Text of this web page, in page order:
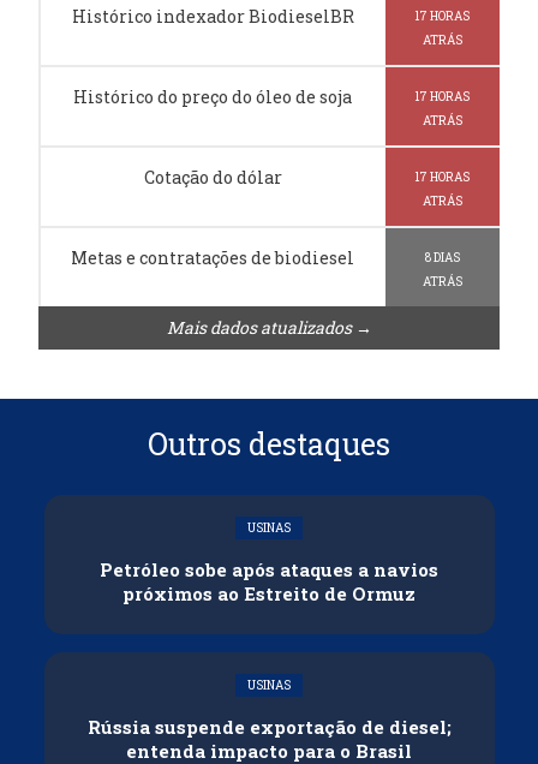
Histórico indexador BiodieselBR
17 HORAS
ATRÁS
Histórico do preço do óleo de soja
17 HORAS
ATRÁS
Cotação do dólar
17 HORAS
ATRÁS
Metas e contratações de biodiesel
8 DIAS
ATRÁS
Mais dados atualizados →
Outros destaques
USINAS
Petróleo sobe após ataques a navios
próximos ao Estreito de Ormuz
USINAS
Rússia suspende exportação de diesel;
entenda impacto para o Brasil